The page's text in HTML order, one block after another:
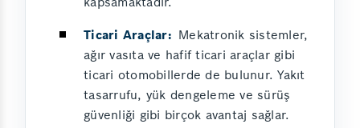
Ticari Araçlar: Mekatronik sistemler,
ağır vasıta ve hafif ticari araçlar gibi
ticari otomobillerde de bulunur. Yakıt
tasarrufu, yük dengeleme ve sürüş
güvenliği gibi birçok avantaj sağlar.